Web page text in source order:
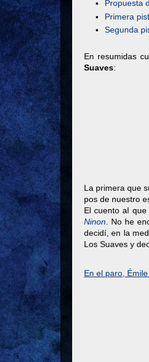
Propuesta
Primera
Segunda
En resumidas
Suaves:
La primera que
pos de nuestro
El cuento al
Ninon . No he
decidí, en la
Los Suaves y
En el paro,